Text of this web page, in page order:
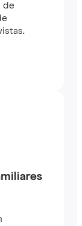
de